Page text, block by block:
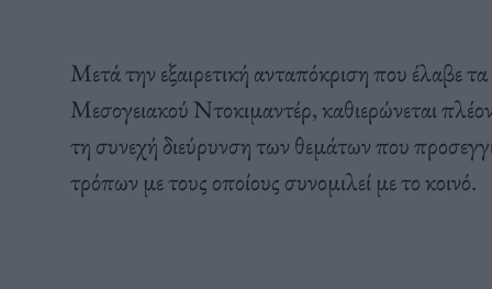
Μετά την εξαιρετική ανταπόκριση που έλαβε
Μεσογειακού Ντοκιμαντέρ, καθιερώνεται
τη συνεχή διεύρυνση των θεμάτων που
τρόπων με τους οποίους συνομιλεί με το κοινό.